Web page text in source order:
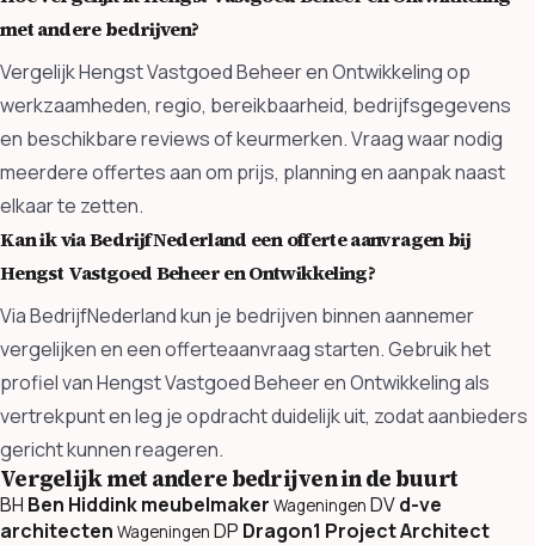
met andere bedrijven?
Vergelijk Hengst Vastgoed Beheer en Ontwikkeling op
werkzaamheden, regio, bereikbaarheid, bedrijfsgegevens
en beschikbare reviews of keurmerken. Vraag waar nodig
meerdere offertes aan om prijs, planning en aanpak naast
elkaar te zetten.
Kan ik via BedrijfNederland een offerte aanvragen bij
Hengst Vastgoed Beheer en Ontwikkeling?
Via BedrijfNederland kun je bedrijven binnen aannemer
vergelijken en een offerteaanvraag starten. Gebruik het
profiel van Hengst Vastgoed Beheer en Ontwikkeling als
vertrekpunt en leg je opdracht duidelijk uit, zodat aanbieders
gericht kunnen reageren.
Vergelijk met andere bedrijven in de buurt
BH Ben Hiddink meubelmaker Wageningen DVd-ve
architecten Wageningen DP Dragon1 Project Architect